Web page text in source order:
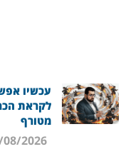
עכשיו
לקראת
מטורף